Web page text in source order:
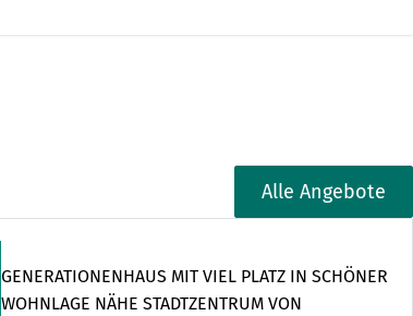
Alle Angebote
GENERATIONENHAUS MIT VIEL PLATZ IN SCHÖNER
WOHNLAGE NÄHE STADTZENTRUM VON